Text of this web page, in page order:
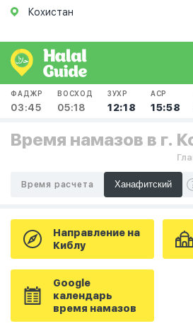
Кохистан
ФАДЖР
03:45
ВОСХОД
05:18
ЗУХР
12:18
АСР
15:58
Время намазов в г.
Время расчета
Направление на
Киблу
Google
календарь
время намазов